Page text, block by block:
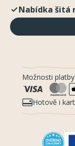
Nabídka šitá
Možnosti platby:
Hotově i